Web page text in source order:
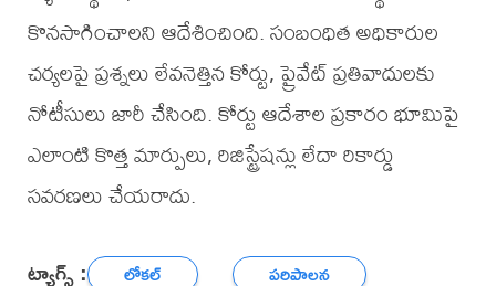
కొనసాగించాలని ఆదేశించింది. సంబంధిత అధికారుల
చర్యలపై ప్రశ్నలు లేవనెత్తిన కోర్టు, ప్రైవేట్ ప్రతివాదులకు
నోటీసులు జారీ చేసింది. కోర్టు ఆదేశాల ప్రకారం భూమిపై
ఎలాంటి కొత్త మార్పులు, రిజిస్ట్రేషన్లు లేదా రికార్డు
సవరణలు చేయరాదు.
ట్యాగ్స్ : లోకల్ పరిపాలన